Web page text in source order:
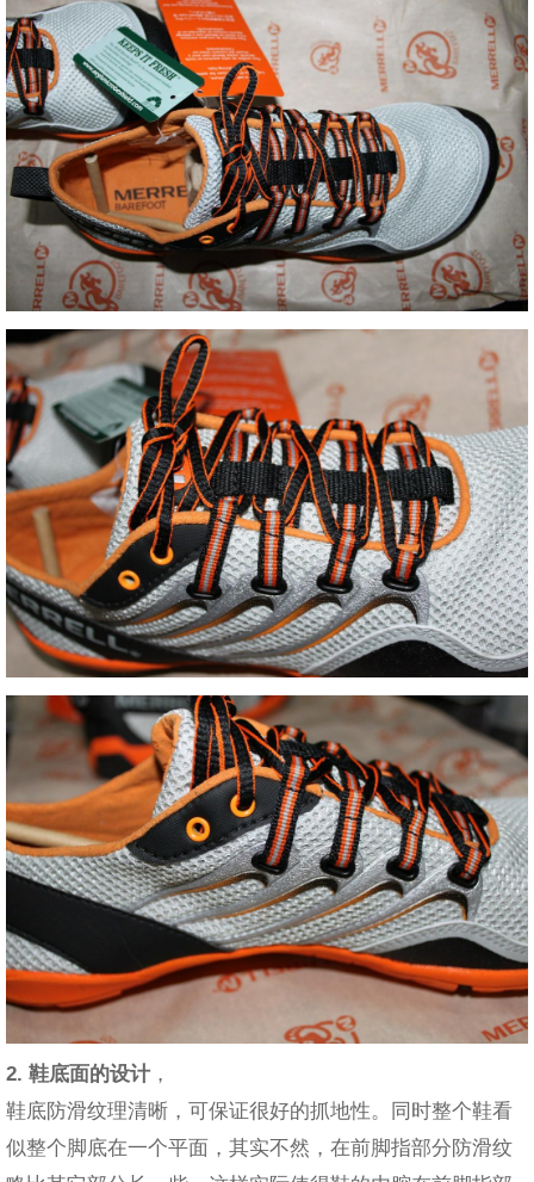
2. 鞋底面的设计，
鞋底防滑纹理清晰，可保证很好的抓地性。同时整个鞋看
似整个脚底在一个平面，其实不然，在前脚指部分防滑纹